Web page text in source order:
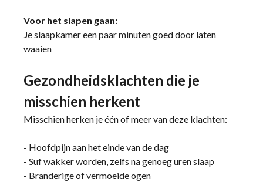
Voor het slapen gaan:
Je slaapkamer een paar minuten goed door laten
waaien
Gezondheidsklachten die je
misschien herkent
Misschien herken je één of meer van deze klachten:
- Hoofdpijn aan het einde van de dag
- Suf wakker worden, zelfs na genoeg uren slaap
- Branderige of vermoeide ogen